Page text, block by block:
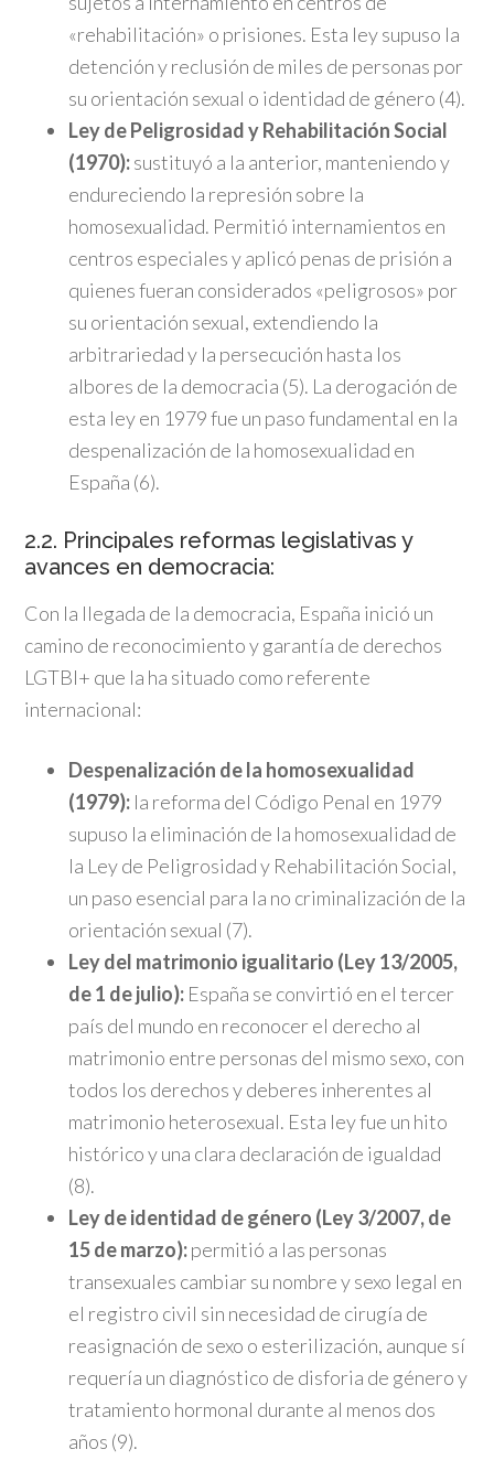
«rehabilitación» o prisiones. Esta ley supuso la
detención y reclusión de miles de personas por
su orientación sexual o identidad de género (4).
Ley de Peligrosidad y Rehabilitación Social
(1970):sustituyó a la anterior, manteniendo y
endureciendo la represión sobre la
homosexualidad. Permitió internamientos en
centros especiales y aplicó penas de prisión a
quienes fueran considerados «peligrosos» por
su orientación sexual, extendiendo la
arbitrariedad y la persecución hasta los
albores de la democracia (5). La derogación de
esta ley en 1979 fue un paso fundamental en la
despenalización de la homosexualidad en
España (6).
2.2. Principales reformas legislativas y
avances en democracia:
Con la llegada de la democracia, España inició un
camino de reconocimiento y garantía de derechos
LGTBI+ que la ha situado como referente
internacional:
Despenalización de la homosexualidad
(1979): la reforma del Código Penal en 1979
supuso la eliminación de la homosexualidad de
la Ley de Peligrosidad y Rehabilitación Social,
un paso esencial para la no criminalización de la
orientación sexual (7).
Ley del matrimonio igualitario (Ley 13/2005,
de 1 de julio): España se convirtió en el tercer
país del mundo en reconocer el derecho al
matrimonio entre personas del mismo sexo, con
todos los derechos y deberes inherentes al
matrimonio heterosexual. Esta ley fue un hito
histórico y una clara declaración de igualdad
(8).
Ley de identidad de género (Ley 3/2007, de
15 de marzo):permitió a las personas
transexuales cambiar su nombre y sexo legal en
el registro civil sin necesidad de cirugía de
reasignación de sexo o esterilización, aunque sí
requería un diagnóstico de disforia de género y
tratamiento hormonal durante al menos dos
años (9).